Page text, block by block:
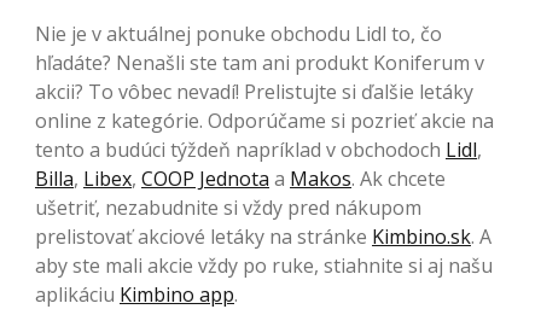
Nie je v aktuálnej ponuke obchodu Lidl to, čo
hľadáte? Nenašli ste tam ani produkt Koniferum v
akcii? To vôbec nevadí! Prelistujte si ďalšie letáky
online z kategórie. Odporúčame si pozrieť akcie na
tento a budúci týždeň napríklad v obchodoch Lidl,
Billa, Libex, COOP Jednota a Makos. Ak chcete
ušetriť, nezabudnite si vždy pred nákupom
prelistovať akciové letáky na stránke Kimbino.sk. A
aby ste mali akcie vždy po ruke, stiahnite si aj našu
aplikáciu Kimbino app.